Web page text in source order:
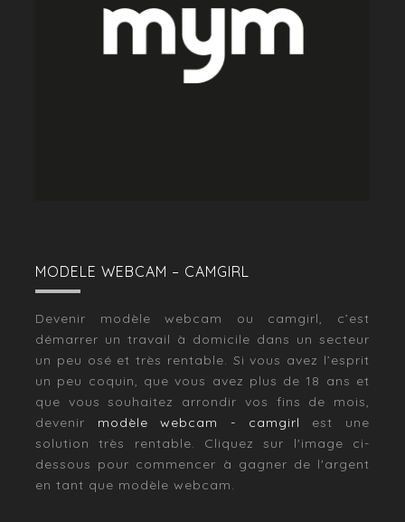
MODELE WEBCAM – CAMGIRL
Devenir modèle webcam ou camgirl, c’est
démarrer un travail à domicile dans un secteur
un peu osé et très rentable. Si vous avez l’esprit
un peu coquin, que vous avez plus de 18 ans et
que vous souhaitez arrondir vos fins de mois,
devenir modèle webcam - camgirl est une
solution très rentable. Cliquez sur l'image ci-
dessous pour commencer à gagner de l'argent
en tant que modèle webcam.